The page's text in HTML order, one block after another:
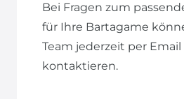
Bei Fragen zum
für Ihre Bartagame
Team jederzeit per Email
kontaktieren.